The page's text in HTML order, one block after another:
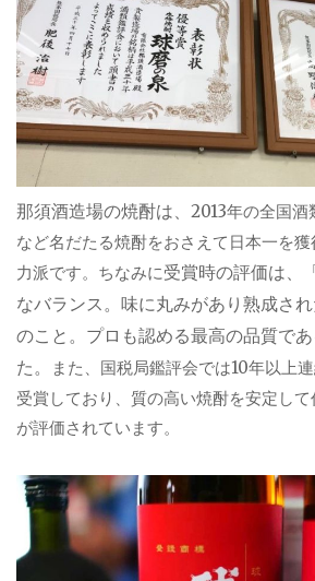
那須酒造場の焼酎は、 2013年の全国酒
など名だたる焼酎をおさえて日本一を
力派です。ちなみに受賞時の評価は、
なバランス。味に丸みがあり熟成さ
のこと。プロも認める最高の品質で
た。
また、国税局鑑評会では10年以上
受賞しており、質の高い焼酎を安定し
が評価されています。